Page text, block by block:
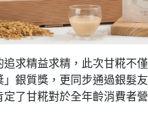
追求精益求精，此次甘糀不
」銀質獎，更同步通過銀髮
定了甘糀對於全年齡消費者